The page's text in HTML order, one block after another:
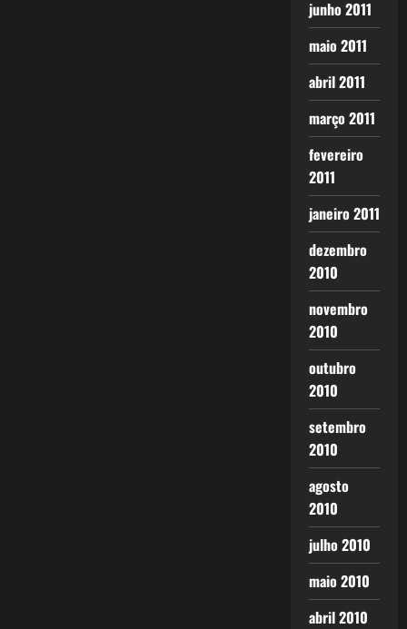
junho 2011
maio 2011
abril 2011
março 2011
fevereiro
2011
janeiro 2011
dezembro
2010
novembro
2010
outubro
2010
setembro
2010
agosto
2010
julho 2010
maio 2010
abril 2010